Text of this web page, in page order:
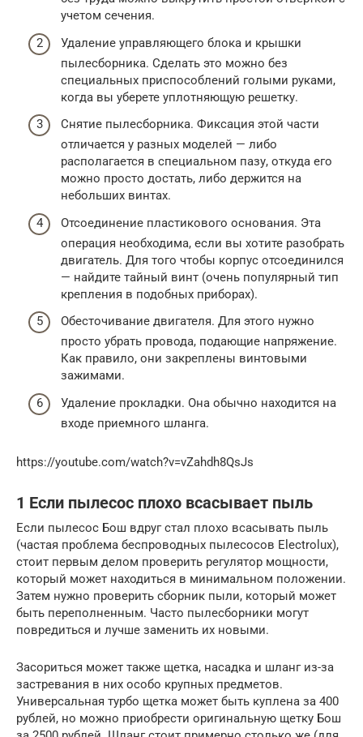
учетом сечения.
Удаление управляющего блока и крышки
пылесборника. Сделать это можно без
специальных приспособлений голыми руками,
когда вы уберете уплотняющую решетку.
Снятие пылесборника. Фиксация этой части
отличается у разных моделей — либо
располагается в специальном пазу, откуда его
можно просто достать, либо держится на
небольших винтах.
Отсоединение пластикового основания. Эта
операция необходима, если вы хотите разобрать
двигатель. Для того чтобы корпус отсоединился
— найдите тайный винт (очень популярный тип
крепления в подобных приборах).
Обесточивание двигателя. Для этого нужно
просто убрать провода, подающие напряжение.
Как правило, они закреплены винтовыми
зажимами.
Удаление прокладки. Она обычно находится на
входе приемного шланга.
https://youtube.com/watch?v=vZahdh8QsJs
1 Если пылесос плохо всасывает пыль
Если пылесос Бош вдруг стал плохо всасывать пыль
(частая проблема беспроводных пылесосов Electrolux),
стоит первым делом проверить регулятор мощности,
который может находиться в минимальном положении.
Затем нужно проверить сборник пыли, который может
быть переполненным. Часто пылесборники могут
повредиться и лучше заменить их новыми.
Засориться может также щетка, насадка и шланг из-за
застревания в них особо крупных предметов.
Универсальная турбо щетка может быть куплена за 400
рублей, но можно приобрести оригинальную щетку Бош